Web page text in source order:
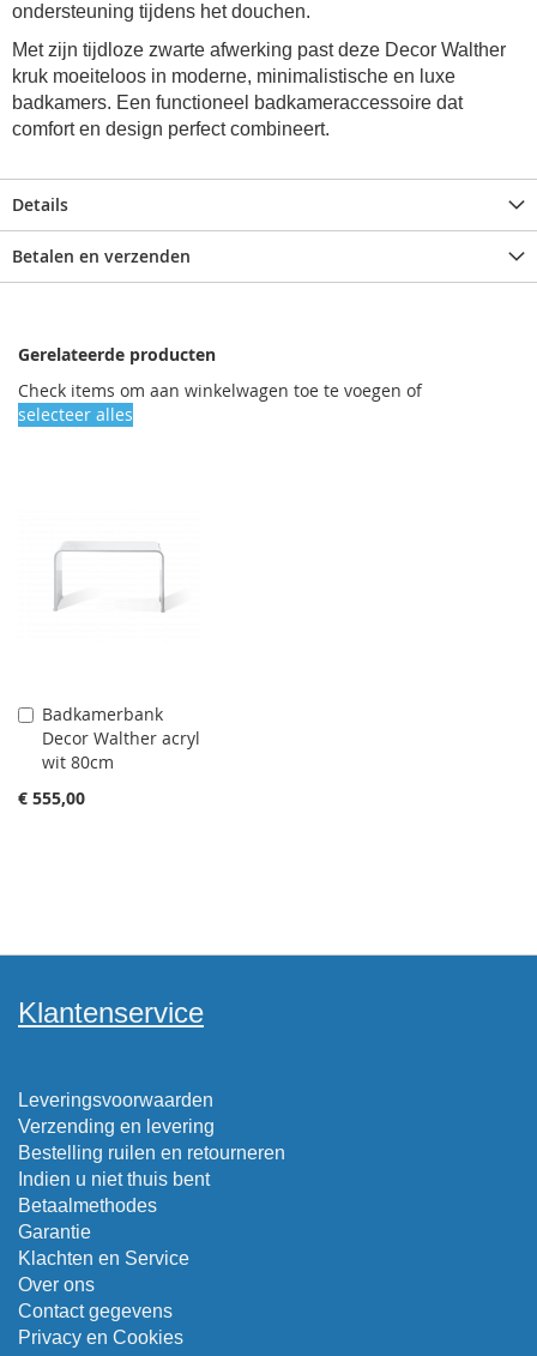
ondersteuning tijdens het douchen.
Met zijn tijdloze zwarte afwerking past deze Decor Walther
kruk moeiteloos in moderne, minimalistische en luxe
badkamers. Een functioneel badkameraccessoire dat
comfort en design perfect combineert.
Details
Betalen en verzenden
Gerelateerde producten
Check items om aan winkelwagen toe te voegen of
selecteer alles
Badkamerbank
Decor Walther acryl
wit 80cm
€ 555,00
Aan
winkelwagen
toevoegen
Klantenservice
Leveringsvoorwaarden
Verzending en levering
Bestelling ruilen en retourneren
Indien u niet thuis bent
Betaalmethodes
Garantie
Klachten en Service
Over ons
Contact gegevens
Privacy en Cookies